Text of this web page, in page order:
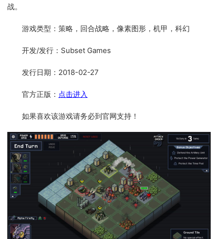
战。
游戏类型：策略，回合战略，像素图形，机甲，科幻
开发/发行：Subset Games
发行日期：2018-02-27
官方正版： 点击进入
如果喜欢该游戏请务必到官网支持！